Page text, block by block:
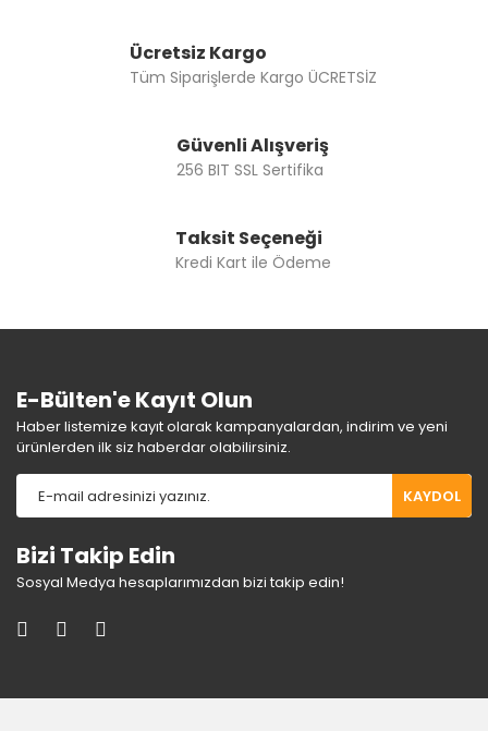
Ücretsiz Kargo
Tüm Siparişlerde Kargo ÜCRETSİZ
Güvenli Alışveriş
256 BIT SSL Sertifika
Taksit Seçeneği
Kredi Kart ile Ödeme
E-Bülten'e Kayıt Olun
Haber listemize kayıt olarak kampanyalardan, indirim ve yeni
ürünlerden ilk siz haberdar olabilirsiniz.
KAYDOL
Bizi Takip Edin
Sosyal Medya hesaplarımızdan bizi takip edin!